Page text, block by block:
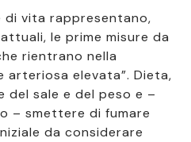
di vita rappresentano,
le prime misure da
rientrano nella
arteriosa elevata”. Dieta,
sale e del peso e –
– smettere di fumare
da considerare